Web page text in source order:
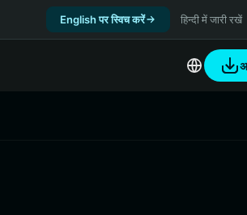
English पर स्विच करें हिन्दी में जारी रखें